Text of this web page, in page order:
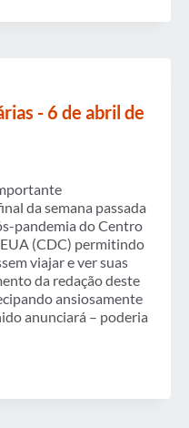
- 6 de abril de
da semana passada
pandemia do Centro
(CDC) permitindo
viajar e ver suas
da redação deste
ansiosamente
anunciará – poderia